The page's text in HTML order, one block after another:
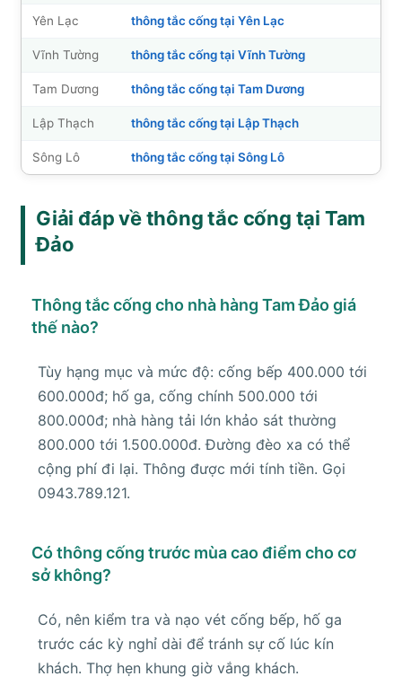
Yên Lạc thông tắc cống tại Yên Lạc
Vĩnh Tường thông tắc cống tại Vĩnh Tường
Tam Dương thông tắc cống tại Tam Dương
Lập Thạch thông tắc cống tại Lập Thạch
Sông Lô thông tắc cống tại Sông Lô
Giải đáp về thông tắc cống tại Tam
Đảo
Thông tắc cống cho nhà hàng Tam Đảo giá
thế nào?
Tùy hạng mục và mức độ: cống bếp 400.000 tới
600.000đ; hố ga, cống chính 500.000 tới
800.000đ; nhà hàng tải lớn khảo sát thường
800.000 tới 1.500.000đ. Đường đèo xa có thể
cộng phí đi lại. Thông được mới tính tiền. Gọi
0943.789.121.
Có thông cống trước mùa cao điểm cho cơ
sở không?
Có, nên kiểm tra và nạo vét cống bếp, hố ga
trước các kỳ nghỉ dài để tránh sự cố lúc kín
khách. Thợ hẹn khung giờ vắng khách.